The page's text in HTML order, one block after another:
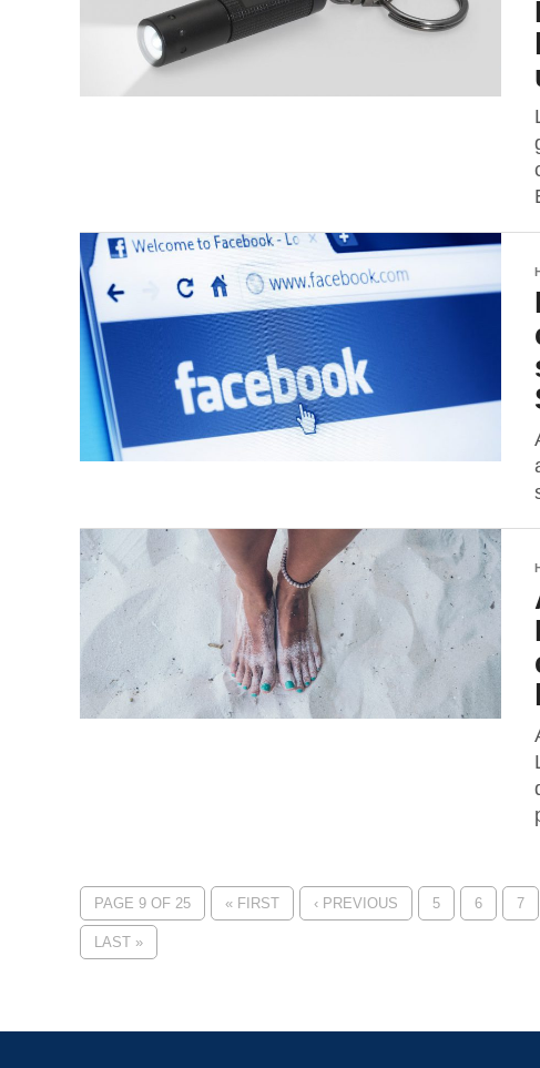
PAGE 9 OF 25 « FIRST ‹ PREVIOUS 5 6 7
LAST »